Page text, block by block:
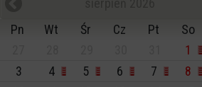
Pn
Wt Śr Cz Pt So
1
3
4 5 6 7 8